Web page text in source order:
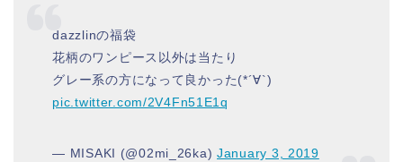
dazzlinの福袋
花柄のワンピース以外は当たり
グレー系の方になって良かった(*´∀`)
pic.twitter.com/2V4Fn51E1q
— MISAKI (@02mi_26ka)January 3, 2019